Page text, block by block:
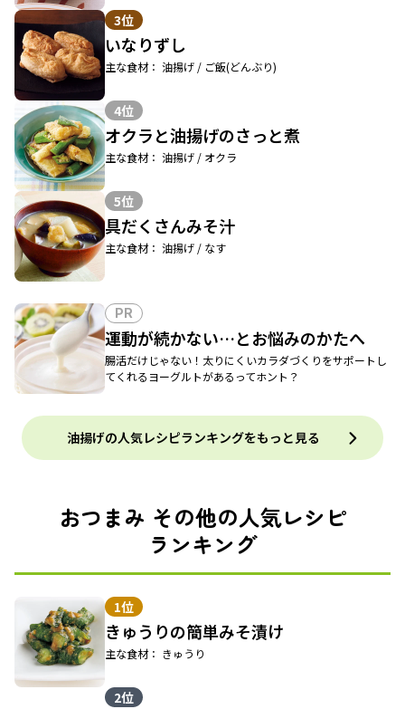
3位
いなりずし
主な食材： 油揚げ / ご飯(どんぶり)
4位
オクラと油揚げのさっと煮
主な食材： 油揚げ / オクラ
5位
具だくさんみそ汁
主な食材： 油揚げ / なす
PR
運動が続かない…とお悩みのかたへ
腸活だけじゃない！太りにくいカラダづくりをサポートし
てくれるヨーグルトがあるってホント？
油揚げの人気レシピランキングをもっと見る
おつまみ その他の人気レシピ
ランキング
1位
きゅうりの簡単みそ漬け
主な食材： きゅうり
2位